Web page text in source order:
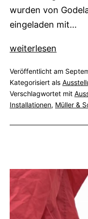
wurden von
eingeladen mit…
Gastierend
Godela
Erhard
–
weiterlesen
Veröffentlicht am
Kategorisiert als
Verschlagwortet mit
Installationen, Müller &